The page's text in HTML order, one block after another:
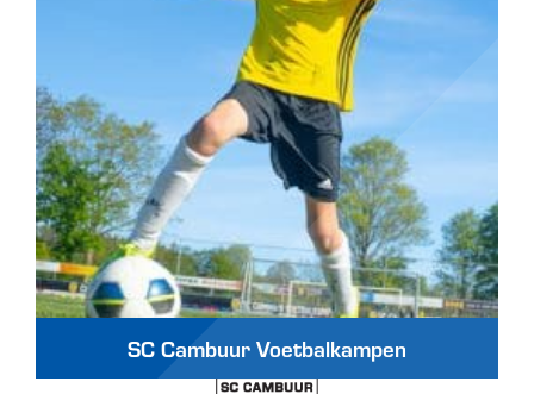
SC Cambuur Voetbalkampen